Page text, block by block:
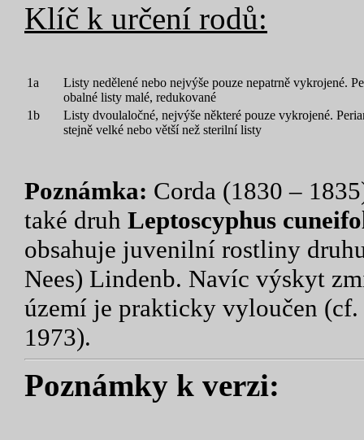
Klíč k určení rodů:
1a
Listy nedělené nebo nejvýše pouze nepatrně vykrojené.
obalné listy malé, redukované
1b
Listy dvoulaločné, nejvýše některé pouze vykrojené.
stejně velké nebo větší než sterilní listy
Poznámka: Corda (1830 –
také druh Leptoscyphus
obsahuje juvenilní rostliny
Nees) Lindenb. Navíc výskyt
území je prakticky vyloučen (cf.
1973).
Poznámky k verzi: